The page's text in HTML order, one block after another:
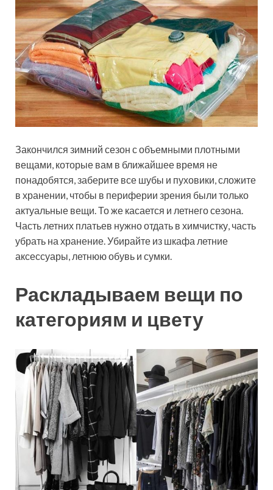
Закончился зимний сезон с объемными плотными
вещами, которые вам в ближайшее время не
понадобятся, заберите все шубы и пуховики, сложите
в хранении, чтобы в периферии зрения были только
актуальные вещи. То же касается и летнего сезона.
Часть летних платьев нужно отдать в химчистку, часть
убрать на хранение. Убирайте из шкафа летние
аксессуары, летнюю обувь и сумки.
Раскладываем вещи по
категориям и цвету